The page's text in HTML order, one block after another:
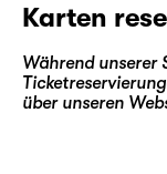
Karten
Während unserer
über unseren